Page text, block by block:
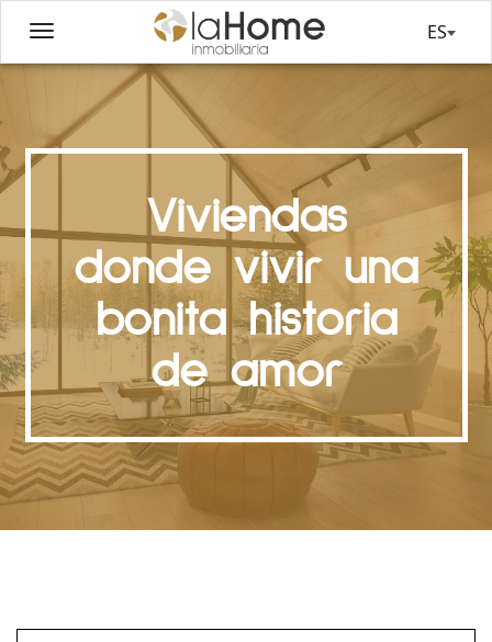
ES
Viviendas
donde vivir una
bonita historia
de amor